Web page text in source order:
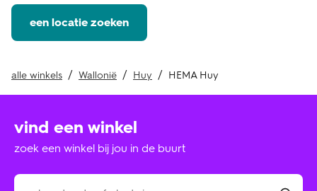
een locatie zoeken
alle winkels Wallonië Huy HEMA Huy
vind een winkel
zoek een winkel bij jou in de buurt